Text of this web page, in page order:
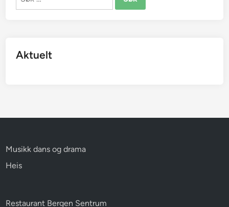
Aktuelt
Musikk dans og drama
Heis
Restaurant Bergen Sentrum